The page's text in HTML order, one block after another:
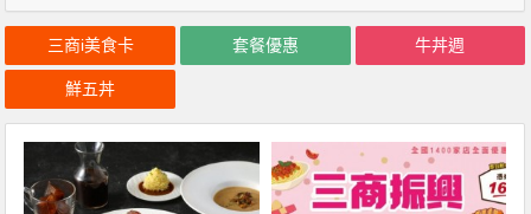
三商i美食卡 套餐優惠 牛丼週
鮮五丼